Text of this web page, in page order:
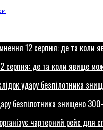
серпня: де та коли явище
безпілотника знищено